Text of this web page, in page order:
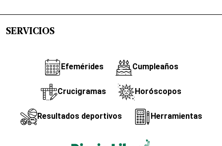
SERVICIOS
Efemérides Cumpleaños
Crucigramas Horóscopos
Resultados deportivos Herramientas